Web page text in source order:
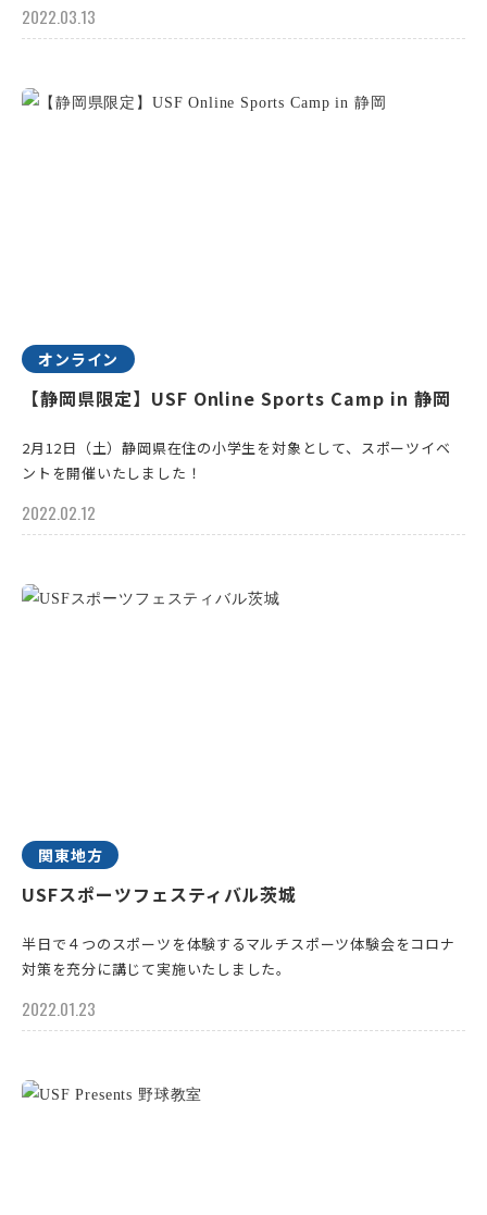
2022.03.13
オンライン
【静岡県限定】USF Online Sports Camp in 静岡
2月12日（土）静岡県在住の小学生を対象として、スポーツイベ
ントを開催いたしました！
2022.02.12
関東地方
USFスポーツフェスティバル茨城
半日で４つのスポーツを体験するマルチスポーツ体験会をコロナ
対策を充分に講じて実施いたしました。
2022.01.23